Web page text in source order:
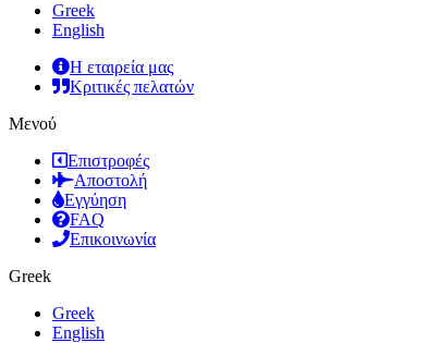
Greek
English
Η εταιρεία μας
Κριτικές πελατών
Μενού
Επιστροφές
Αποστολή
Εγγύηση
FAQ
Επικοινωνία
Greek
Greek
English